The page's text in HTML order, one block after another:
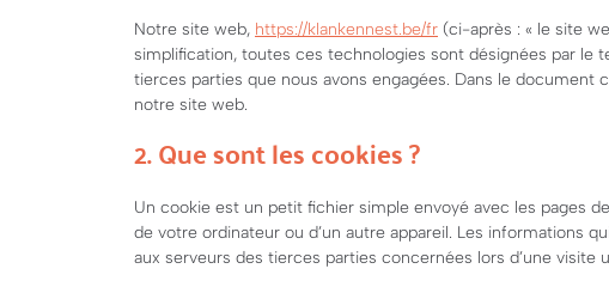
Notre site web, https://klankennest.be/fr (ci-après : « le site
simplification, toutes ces technologies sont désignées par le
tierces parties que nous avons engagées. Dans le document
notre site web.
2. Que sont les cookies ?
Un cookie est un petit fichier simple envoyé avec les pages
de votre ordinateur ou d’un autre appareil. Les informations
aux serveurs des tierces parties concernées lors d’une visite